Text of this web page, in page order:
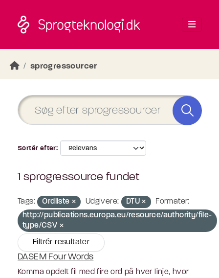
sprogressourcer
Sortér efter
1 sprogressource fundet
Tags: Ordliste Udgivere: DTU
Formater:
http://publications.europa.eu/resource/authority/file-
type/CSV
Filtrér resultater
DASEM Four Words
Komma opdelt fil med fire ord på hver linje, hvor